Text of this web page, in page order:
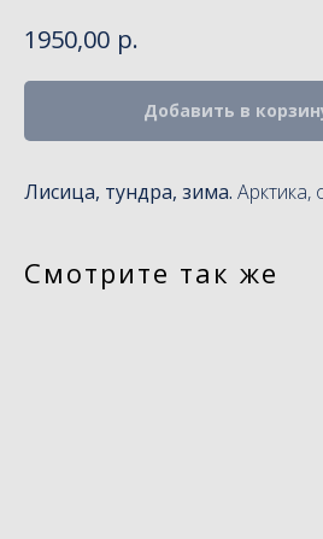
1950,00 р.
Добавить в
Лисица, тундра, зима. Арктика,
Смотрите так же